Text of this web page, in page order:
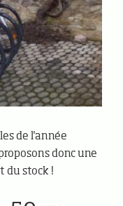
de l'année
donc une
du stock !